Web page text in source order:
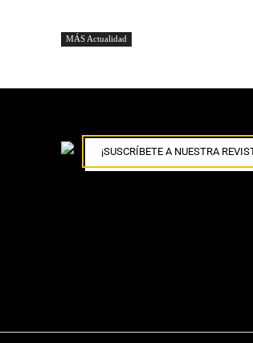
MÁS Actualidad
¡SUSCRÍBETE A NUESTRA